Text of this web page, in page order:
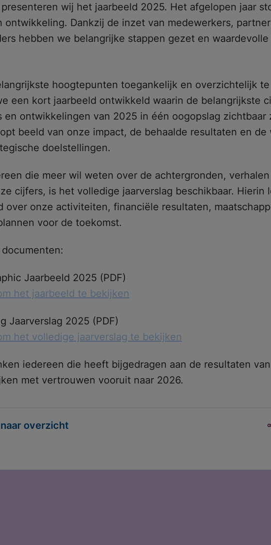
gezocht:
wij het jaarbeeld 2025. Het afgelopen jaar
ontwikkeling. Dankzij de inzet van medewerkers,
hebben we belangrijke stappen gezet en
hoogtepunten toegankelijk en overzichtelijk
een kort jaarbeeld ontwikkeld waarin de belangrijkste
en ontwikkelingen van 2025 in één oogopslag zichtbaar
beeld van onze impact, de behaalde resultaten en de
doelstellingen.
die meer wil weten over de achtergronden,
cijfers, is het volledige jaarverslag beschikbaar. Hierin
over onze activiteiten, financiële resultaten,
voor de toekomst.
Jaarbeeld 2025 (PDF)
het jaarbeeld te bekijken
Jaarverslag 2025 (PDF)
het volledige jaarverslag te bekijken
iedereen die heeft bijgedragen aan de resultaten
met vertrouwen vooruit naar 2026.
overzicht